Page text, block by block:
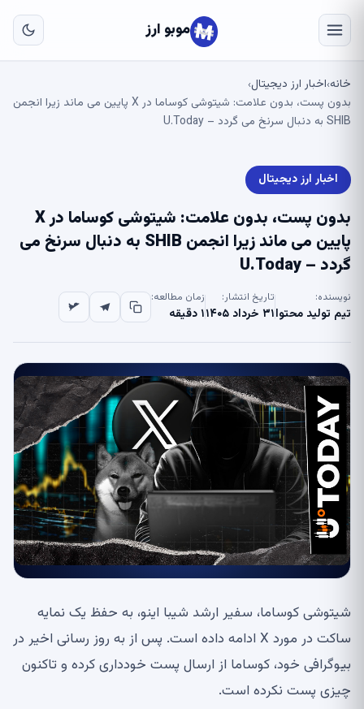
موبو ارز
خانه›اخبار ارز دیجیتال›
بدون پست، بدون علامت: شیتوشی کوساما در X پایین می ماند زیرا انجمن
SHIB به دنبال سرنخ می گردد – U.Today
اخبار ارز دیجیتال
بدون پست، بدون علامت: شیتوشی کوساما در X
پایین می ماند زیرا انجمن SHIB به دنبال سرنخ می
گردد – U.Today
نویسنده:
تیم تولید محتوا
تاریخ انتشار:
۳۱ خرداد ۱۴۰۵
زمان مطالعه:
۱ دقیقه
شیتوشی کوساما، سفیر ارشد شیبا اینو، به حفظ یک نمایه
ساکت در مورد X ادامه داده است. پس از به روز رسانی اخیر در
بیوگرافی خود، کوساما از ارسال پست خودداری کرده و تاکنون
چیزی پست نکرده است.